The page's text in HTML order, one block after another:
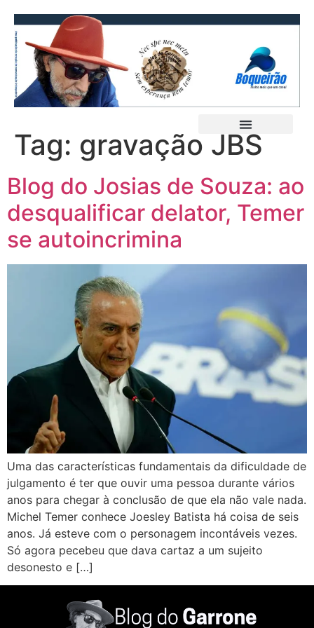
Tag: gravação JBS
Blog do Josias de Souza: ao
desqualificar delator, Temer
se autoincrimina
Uma das características fundamentais da dificuldade de
julgamento é ter que ouvir uma pessoa durante vários
anos para chegar à conclusão de que ela não vale nada.
Michel Temer conhece Joesley Batista há coisa de seis
anos. Já esteve com o personagem incontáveis vezes.
Só agora pecebeu que dava cartaz a um sujeito
desonesto e […]